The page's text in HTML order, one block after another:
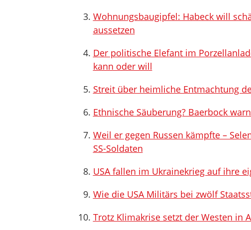
Wohnungsbaugipfel: Habeck will
aussetzen
Der politische Elefant im
kann oder will
Streit über heimliche Entmachtung
Ethnische Säuberung? Baerbock
Weil er gegen Russen kämpfte –
SS-Soldaten
USA fallen im Ukrainekrieg auf ihre
Wie die USA Militärs bei zwölf
Trotz Klimakrise setzt der Westen in